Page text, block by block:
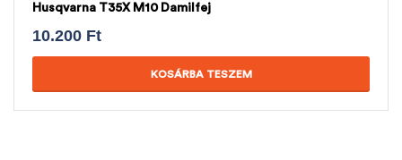
Husqvarna T35X M10 Damilfej
10.200 Ft
KOSÁRBA TESZEM